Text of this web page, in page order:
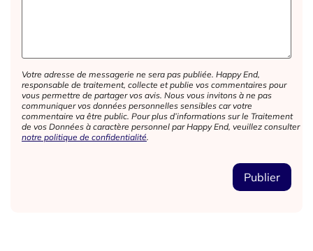
Votre adresse de messagerie ne sera pas publiée. Happy End,
responsable de traitement, collecte et publie vos commentaires pour
vous permettre de partager vos avis. Nous vous invitons à ne pas
communiquer vos données personnelles sensibles car votre
commentaire va être public. Pour plus d’informations sur le Traitement
de vos Données à caractère personnel par Happy End, veuillez consulter
notre politique de confidentialité.